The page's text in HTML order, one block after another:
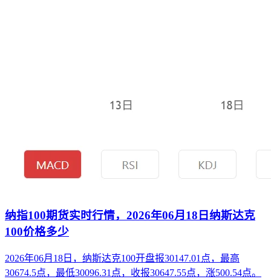
纳指100期货实时行情，2026年06月18日纳斯达克
100价格多少
2026年06月18日，纳斯达克100开盘报30147.01点，最高
30674.5点，最低30096.31点，收报30647.55点，涨500.54点。